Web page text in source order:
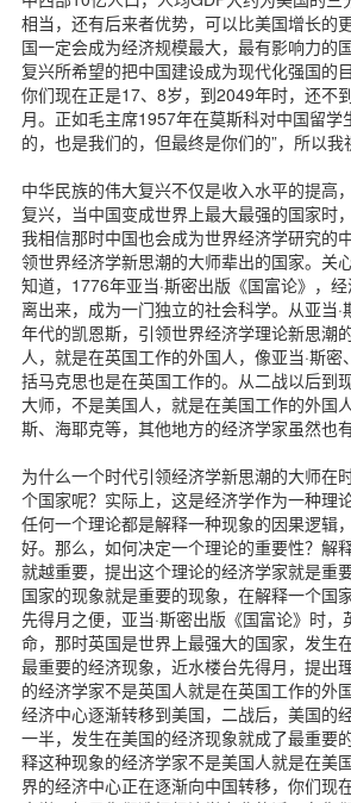
相当，还有后来者优势，可以比美国增长的
国一定会成为经济规模最大，最有影响力的
复兴所希望的把中国建设成为现代化强国的
你们现在正是17、8岁，到2049年时，还不
月。正如毛主席1957年在莫斯科对中国留学
的，也是我们的，但最终是你们的”，所以我
中华民族的伟大复兴不仅是收入水平的提高
复兴，当中国变成世界上最大最强的国家时
我相信那时中国也会成为世界经济学研究的
领世界经济学新思潮的大师辈出的国家。关
知道，1776年亚当·斯密出版《国富论》，
离出来，成为一门独立的社会科学。从亚当
年代的凯恩斯，引领世界经济学理论新思潮
人，就是在英国工作的外国人，像亚当·斯
括马克思也是在英国工作的。从二战以后到
大师，不是美国人，就是在美国工作的外国
斯、海耶克等，其他地方的经济学家虽然也
为什么一个时代引领经济学新思潮的大师在
个国家呢？实际上，这是经济学作为一种理
任何一个理论都是解释一种现象的因果逻辑
好。那么，如何决定一个理论的重要性？解
就越重要，提出这个理论的经济学家就是重
国家的现象就是重要的现象，在解释一个国
先得月之便，亚当·斯密出版《国富论》时，
命，那时英国是世界上最强大的国家，发生
最重要的经济现象，近水楼台先得月，提出
的经济学家不是英国人就是在英国工作的外
经济中心逐渐转移到美国，二战后，美国的
一半，发生在美国的经济现象就成了最重要
释这种现象的经济学家不是美国人就是在美
界的经济中心正在逐渐向中国转移，你们现